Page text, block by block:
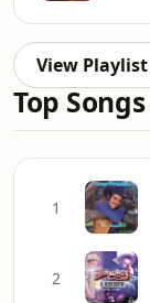
View Playlist
Top Songs
1
2